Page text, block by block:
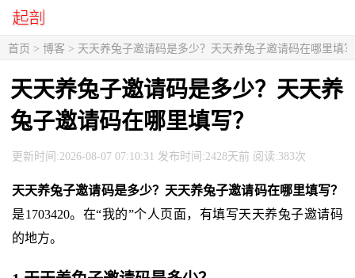
首页 > 博客 > 天天养兔子邀请码是多少？天天养兔子邀请码在哪里填
天天养兔子邀请码是多少？天天养
兔子邀请码在哪里填写？
更新时间:2026-08-07 07:10:31 发布时间:2428天前 阅读:383次
天天养兔子邀请码是多少？天天养兔子邀请码在哪里填写？
是1703420。在“我的”个人页面，有填写天天养兔子邀请码
的地方。